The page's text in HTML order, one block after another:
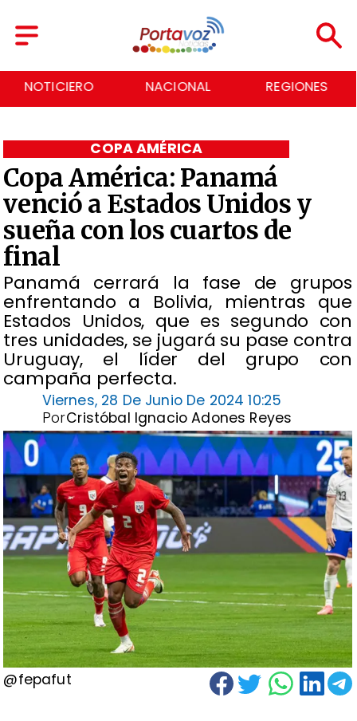
NOTICIERO NACIONAL REGIONES
Copa América: Panamá
venció a Estados Unidos y
sueña con los cuartos de
final
​Panamá cerrará la fase de grupos
enfrentando a Bolivia, mientras que
Estados Unidos, que es segundo con
tres unidades, se jugará su pase contra
Uruguay, el líder del grupo con
campaña perfecta.
COPA AMÉRICA
Viernes, 28 De Junio De 2024 10:25
Cristóbal Ignacio Adones Reyes
Por
@fepafut